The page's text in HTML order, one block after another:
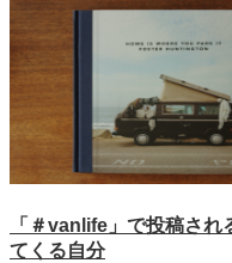
「＃vanlife」で投稿され
てくる自分